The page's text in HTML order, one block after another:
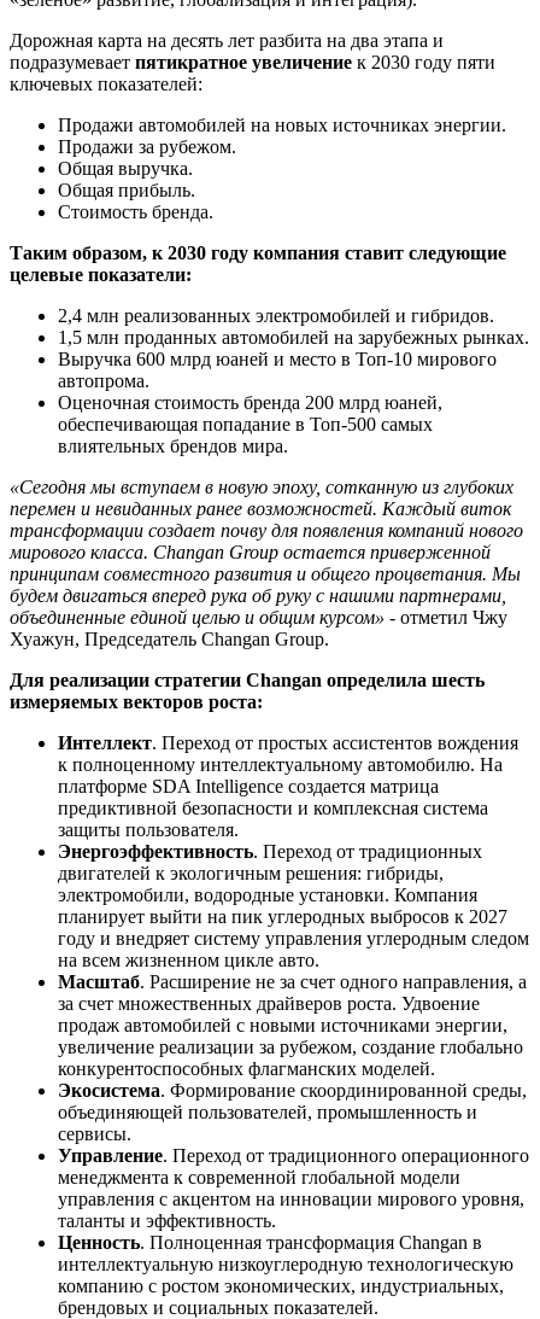
Дорожная карта на десять лет разбита на два этапа и
подразумевает пятикратное увеличение к 2030 году пяти
ключевых показателей:
Продажи автомобилей на новых источниках энергии.
Продажи за рубежом.
Общая выручка.
Общая прибыль.
Стоимость бренда.
Таким образом, к 2030 году компания ставит следующие
целевые показатели:
2,4 млн реализованных электромобилей и гибридов.
1,5 млн проданных автомобилей на зарубежных рынках.
Выручка 600 млрд юаней и место в Топ-10 мирового
автопрома.
Оценочная стоимость бренда 200 млрд юаней,
обеспечивающая попадание в Топ-500 самых
влиятельных брендов мира.
«Сегодня мы вступаем в новую эпоху, сотканную из глубоких
перемен и невиданных ранее возможностей. Каждый виток
трансформации создает почву для появления компаний нового
мирового класса. Changan Group остается приверженной
принципам совместного развития и общего процветания. Мы
будем двигаться вперед рука об руку с нашими партнерами,
объединенные единой целью и общим курсом» - отметил Чжу
Хуажун, Председатель Changan Group.
Для реализации стратегии Changan определила шесть
измеряемых векторов роста:
Интеллект. Переход от простых ассистентов вождения
к полноценному интеллектуальному автомобилю. На
платформе SDA Intelligence создается матрица
предиктивной безопасности и комплексная система
защиты пользователя.
Энергоэффективность. Переход от традиционных
двигателей к экологичным решения: гибриды,
электромобили, водородные установки. Компания
планирует выйти на пик углеродных выбросов к 2027
году и внедряет систему управления углеродным следом
на всем жизненном цикле авто.
Масштаб. Расширение не за счет одного направления, а
за счет множественных драйверов роста. Удвоение
продаж автомобилей с новыми источниками энергии,
увеличение реализации за рубежом, создание глобально
конкурентоспособных флагманских моделей.
Экосистема. Формирование скоординированной среды,
объединяющей пользователей, промышленность и
сервисы.
Управление. Переход от традиционного операционного
менеджмента к современной глобальной модели
управления с акцентом на инновации мирового уровня,
таланты и эффективность.
Ценность. Полноценная трансформация Changan в
интеллектуальную низкоуглеродную технологическую
компанию с ростом экономических, индустриальных,
брендовых и социальных показателей.